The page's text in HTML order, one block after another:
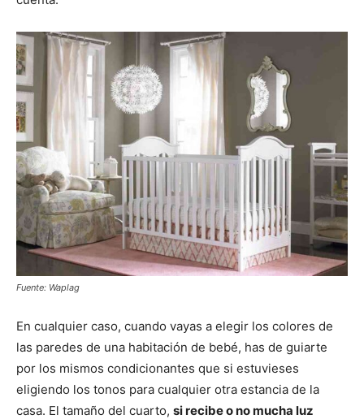
Fuente: Waplag
En cualquier caso, cuando vayas a elegir los colores de
las paredes de una habitación de bebé, has de guiarte
por los mismos condicionantes que si estuvieses
eligiendo los tonos para cualquier otra estancia de la
casa. El tamaño del cuarto, si recibe o no mucha luz